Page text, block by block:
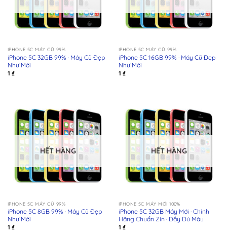
IPHONE 5C MÁY CŨ 99%
iPhone 5C 32GB 99% · Máy Cũ Đẹp
Như Mới
1 ₫
IPHONE 5C MÁY CŨ 99%
iPhone 5C 16GB 99% · Máy Cũ Đẹp
Như Mới
1 ₫
HẾT HÀNG
IPHONE 5C MÁY CŨ 99%
iPhone 5C 8GB 99% · Máy Cũ Đẹp
Như Mới
1 ₫
HẾT HÀNG
IPHONE 5C MÁY MỚI 100%
iPhone 5C 32GB Máy Mới · Chính
Hãng Chuẩn Zin · Đầy Đủ Màu
1 ₫